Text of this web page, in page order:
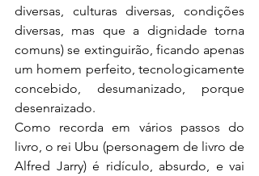
diversas, culturas diversas, condições
diversas, mas que a dignidade torna
comuns) se extinguirão, ficando apenas
um homem perfeito, tecnologicamente
concebido, desumanizado, porque
desenraizado.
Como recorda em vários passos do
livro, o rei Ubu (personagem de livro de
Alfred Jarry) é ridículo, absurdo, e vai